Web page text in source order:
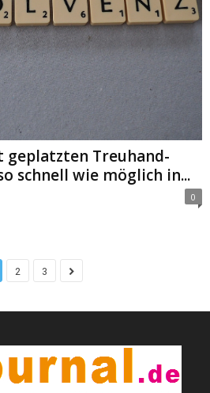
geplatzten Treuhand-
schnell wie möglich in...
0
2 3